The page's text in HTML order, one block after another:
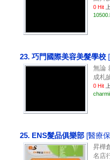
0 Hit
23. 巧門國際美容美髮學校
無論
成札
0 Hit
25. ENS髮品俱樂部 [醫療
昇樺
名店